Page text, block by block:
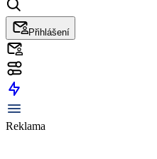
Přihlášení
Reklama